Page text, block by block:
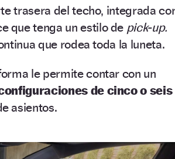
trasera del techo, integrada
que tenga un estilo de pick-up.
que rodea toda la luneta.
le permite contar con un
de cinco o seis
asientos.